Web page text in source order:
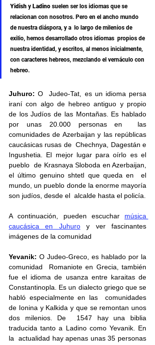
Yidish y Ladino suelen ser los idiomas que se
relacionan con nosotros. Pero en el ancho mundo
de nuestra diáspora, y a  lo largo de milenios de
exilio, hemos desarrollado otros idiomas  propios de
nuestra identidad, y escritos, al menos inicialmente,
con caracteres hebreos, mezclando el vernáculo con
hebreo.
Juhuro: O  Judeo-Tat, es un idioma persa
iraní con algo de hebreo antiguo y propio
de los Judíos de las Montañas. Es hablado
por unas 20.000 personas en  las
comunidades de Azerbaijan y las repúblicas
caucásicas rusas de  Chechnya, Dagestán e
Ingushetia. El mejor lugar para oírlo es el
pueblo  de Krasnaya Sloboda en Azerbaijan,
el último genuino shtetl que queda en  el
mundo, un pueblo donde la enorme mayoría
son judíos, desde el  alcalde hasta el policía.
A continuación, pueden escuchar música
caucásica en Juhuro y ver fascinantes
imágenes de la comunidad
Yevanik: O Judeo-Greco, es hablado por la
comunidad  Romaniote en Grecia, también
fue el idioma de usanza entre karaitas de
Constantinopla. Es un dialecto griego que se
habló especialmente en las  comunidades
de Ionina y Kalkida y que se remontan unos
dos milenios. De  1547 hay una biblia
traducida tanto a Ladino como Yevanik. En
la  actualidad hay apenas unas 35 personas